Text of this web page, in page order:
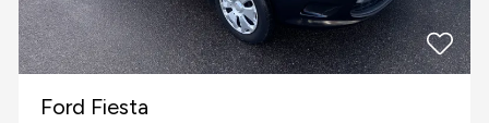
Ford Fiesta